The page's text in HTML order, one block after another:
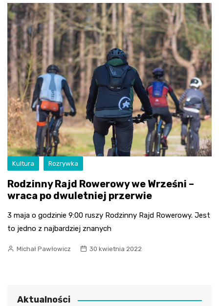
Kultura Rozrywka
Rodzinny Rajd Rowerowy we Wrześni –
wraca po dwuletniej przerwie
3 maja o godzinie 9:00 ruszy Rodzinny Rajd Rowerowy. Jest
to jedno z najbardziej znanych
Michał Pawłowicz 30 kwietnia 2022
Aktualności